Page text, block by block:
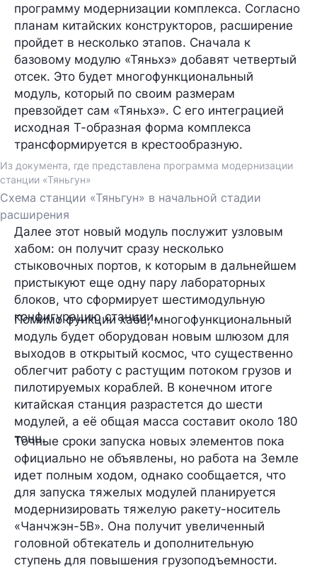
программу модернизации комплекса. Согласно
планам китайских конструкторов, расширение
пройдет в несколько этапов. Сначала к
базовому модулю «Тяньхэ» добавят четвертый
отсек. Это будет многофункциональный
модуль, который по своим размерам
превзойдет сам «Тяньхэ». С его интеграцией
исходная Т-образная форма комплекса
трансформируется в крестообразную.
Из документа, где представлена программа модернизации
станции «Тяньгун»
Схема станции «Тяньгун» в начальной стадии
расширения
Далее этот новый модуль послужит узловым
хабом: он получит сразу несколько
стыковочных портов, к которым в дальнейшем
пристыкуют еще одну пару лабораторных
блоков, что сформирует шестимодульную
конфигурацию станции.
Помимо функции хаба, многофункциональный
модуль будет оборудован новым шлюзом для
выходов в открытый космос, что существенно
облегчит работу с растущим потоком грузов и
пилотируемых кораблей. В конечном итоге
китайская станция разрастется до шести
модулей, а её общая масса составит около 180
тонн.
Точные сроки запуска новых элементов пока
официально не объявлены, но работа на Земле
идет полным ходом, однако сообщается, что
для запуска тяжелых модулей планируется
модернизировать тяжелую ракету-носитель
«Чанчжэн-5B». Она получит увеличенный
головной обтекатель и дополнительную
ступень для повышения грузоподъемности.